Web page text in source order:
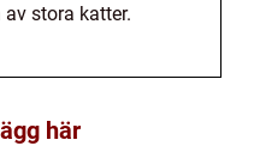
stora katter.
här